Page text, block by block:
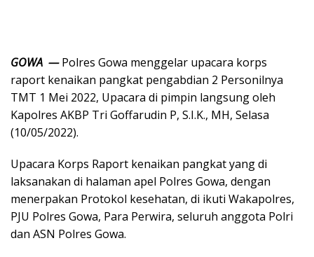
GOWA —Polres Gowa menggelar upacara korps
raport kenaikan pangkat pengabdian 2 Personilnya
TMT 1 Mei 2022, Upacara di pimpin langsung oleh
Kapolres AKBP Tri Goffarudin P, S.I.K., MH, Selasa
(10/05/2022).
Upacara Korps Raport kenaikan pangkat yang di
laksanakan di halaman apel Polres Gowa, dengan
menerpakan Protokol kesehatan, di ikuti Wakapolres,
PJU Polres Gowa, Para Perwira, seluruh anggota Polri
dan ASN Polres Gowa.